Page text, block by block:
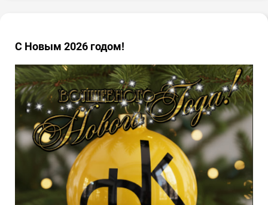
С Новым 2026 годом!